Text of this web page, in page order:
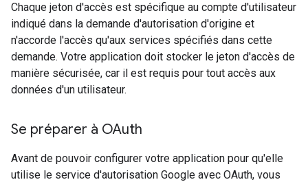
Chaque jeton d'accès est spécifique au compte d'utilisateur
indiqué dans la demande d'autorisation d'origine et
n'accorde l'accès qu'aux services spécifiés dans cette
demande. Votre application doit stocker le jeton d'accès de
manière sécurisée, car il est requis pour tout accès aux
données d'un utilisateur.
Se préparer à OAuth
Avant de pouvoir configurer votre application pour qu'elle
utilise le service d'autorisation Google avec OAuth, vous